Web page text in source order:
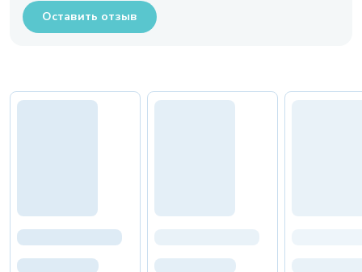
Оставить отзыв